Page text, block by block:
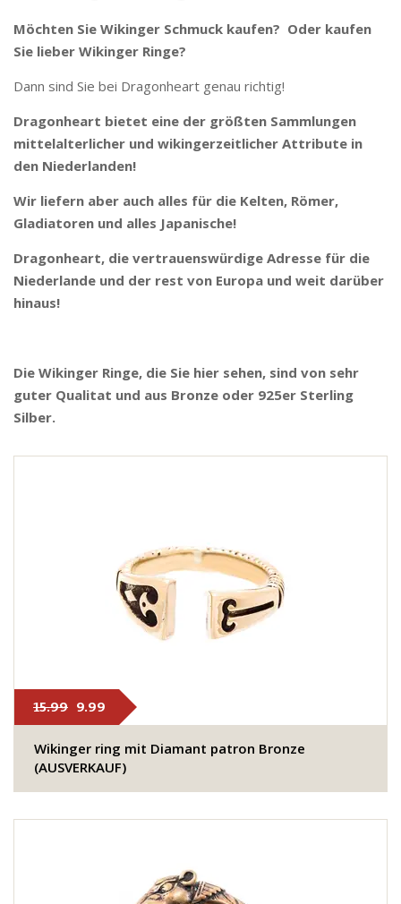
Möchten Sie Wikinger Schmuck kaufen? Oder kaufen
Sie lieber Wikinger Ringe?
Dann sind Sie bei Dragonheart genau richtig!
Dragonheart bietet eine der größten Sammlungen
mittelalterlicher und wikingerzeitlicher Attribute in
den Niederlanden!
Wir liefern aber auch alles für die Kelten, Römer,
Gladiatoren und alles Japanische!
Dragonheart, die vertrauenswürdige Adresse für die
Niederlande und der rest von Europa und weit darüber
hinaus!
Die Wikinger Ringe, die Sie hier sehen, sind von sehr
guter Qualitat und aus Bronze oder 925er Sterling
Silber.
15.99 9.99
Wikinger ring mit Diamant patron Bronze
(AUSVERKAUF)